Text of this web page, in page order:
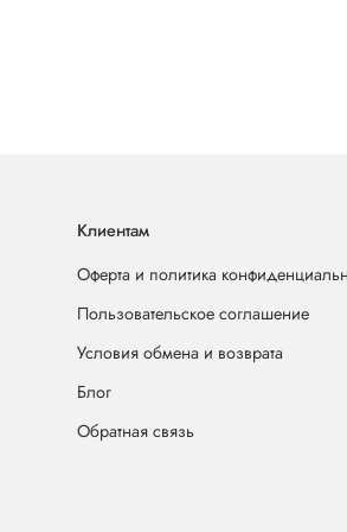
Клиентам
Оферта и политика
Пользовательское соглашение
Условия обмена и возврата
Блог
Обратная связь